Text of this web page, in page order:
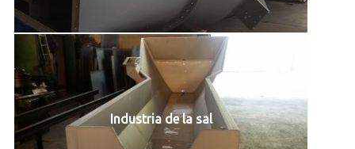
Industria de la sal